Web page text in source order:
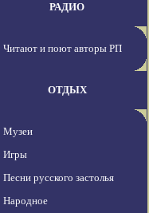
РАДИО
Читают и поют авторы РП
ОТДЫХ
Музеи
Игры
Песни русского застолья
Народное